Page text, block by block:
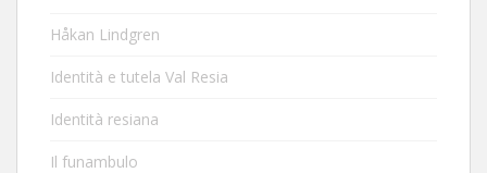
Håkan Lindgren
Identità e tutela Val Resia
Identità resiana
Il funambulo